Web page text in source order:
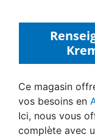
Ce magasin
vos besoins en
Ici, nous vous
complète avec